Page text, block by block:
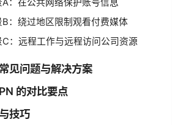
A：在公共网络保护账号信息
B：绕过地区限制观看付费媒体
C：远程工作与远程访问公司资源
见问题与解决方案
的对比要点
技巧